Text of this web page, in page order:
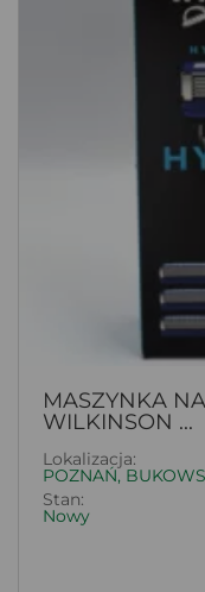
MASZYNKA
WILKINSON ...
Lokalizacja:
POZNAŃ,
Stan:
Nowy